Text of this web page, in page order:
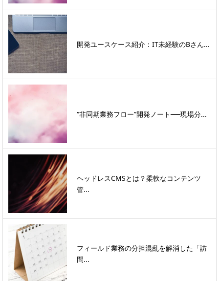
開発ユースケース紹介：IT未経験のBさん...
“非同期業務フロー”開発ノート──現場分...
ヘッドレスCMSとは？柔軟なコンテンツ
管...
フィールド業務の分担混乱を解消した「訪
問...